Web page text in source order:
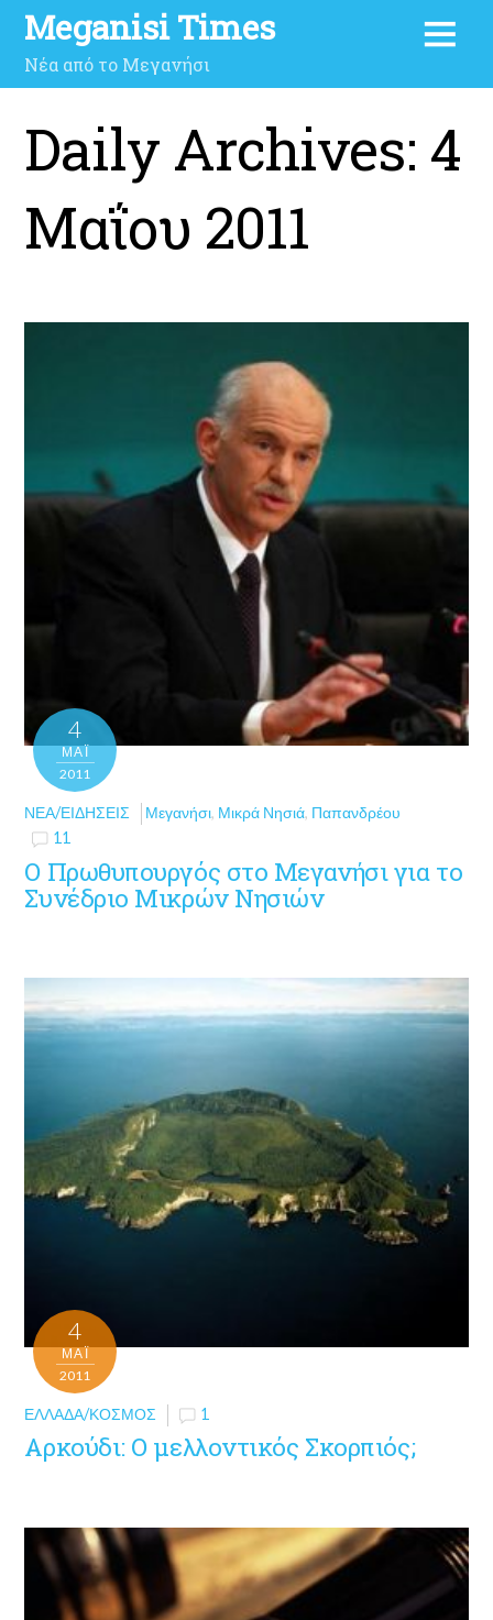
Meganisi Times
Νέα από το Μεγανήσι
Daily Archives: 4
Μαΐου 2011
4
ΜΑΪ́
2011
ΝΈΑ/ΕΙΔΉΣΕΙΣ Μεγανήσι, Μικρά Νησιά, Παπανδρέου
11
Ο Πρωθυπουργός στο Μεγανήσι για το
Συνέδριο Μικρών Νησιών
4
ΜΑΪ́
2011
ΕΛΛΆΔΑ/ΚΌΣΜΟΣ 1
Αρκούδι: Ο μελλοντικός Σκορπιός;